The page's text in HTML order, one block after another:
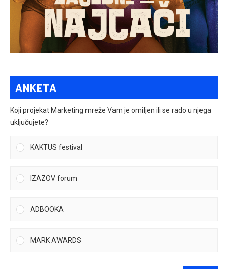
ANKETA
Koji projekat Marketing mreže Vam je omiljen ili se rado u njega
uključujete?
KAKTUS festival
IZAZOV forum
ADBOOKA
MARK AWARDS